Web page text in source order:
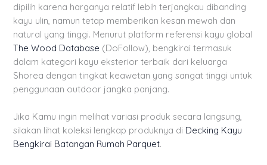
dipilih karena harganya relatif lebih terjangkau dibanding
kayu ulin, namun tetap memberikan kesan mewah dan
natural yang tinggi. Menurut platform referensi kayu global
The Wood Database (DoFollow), bengkirai termasuk
dalam kategori kayu eksterior terbaik dari keluarga
Shorea dengan tingkat keawetan yang sangat tinggi untuk
penggunaan outdoor jangka panjang.
Jika Kamu ingin melihat variasi produk secara langsung,
silakan lihat koleksi lengkap produknya di Decking Kayu
Bengkirai Batangan Rumah Parquet.